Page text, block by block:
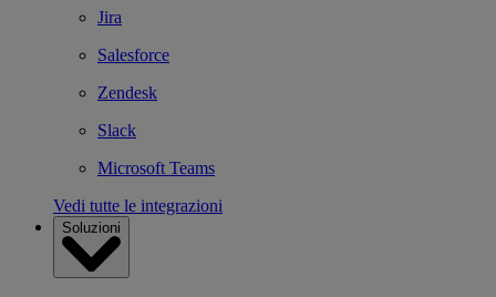
Jira
Salesforce
Zendesk
Slack
Microsoft Teams
Vedi tutte le integrazioni
Soluzioni